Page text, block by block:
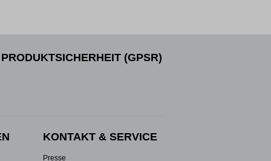
PRODUKTSICHERHEIT (GPSR)
KONTAKT & SERVICE
Presse